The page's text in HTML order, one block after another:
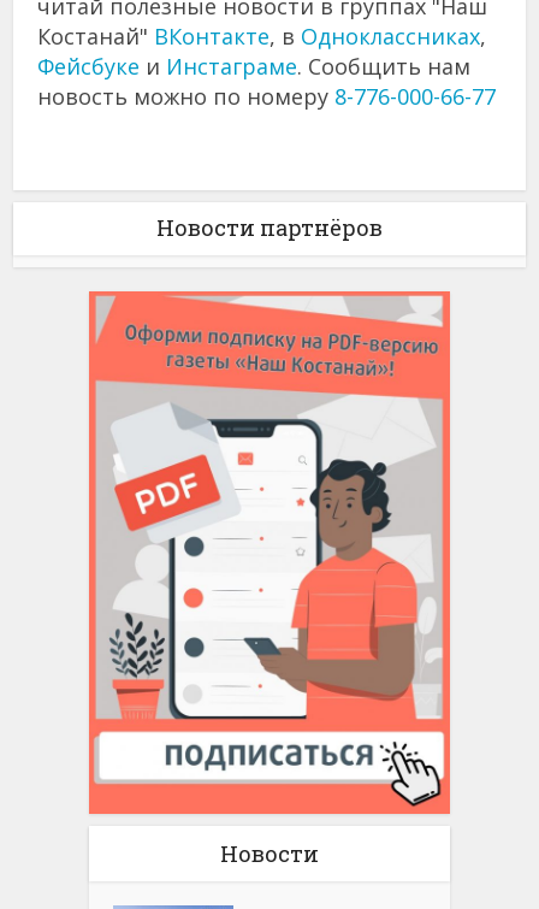
читай полезные новости в группах "Наш
Костанай" ВКонтакте, в Одноклассниках,
Фейсбуке и Инстаграме. Сообщить нам
новость можно по номеру 8-776-000-66-77
Новости партнёров
Новости